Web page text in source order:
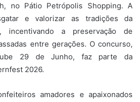
no Pátio Petrópolis Shopping. A
e valorizar as tradições da
incentivando a preservação de
entre gerações. O concurso,
29 de Junho, faz parte da
2026.
amadores e apaixonados